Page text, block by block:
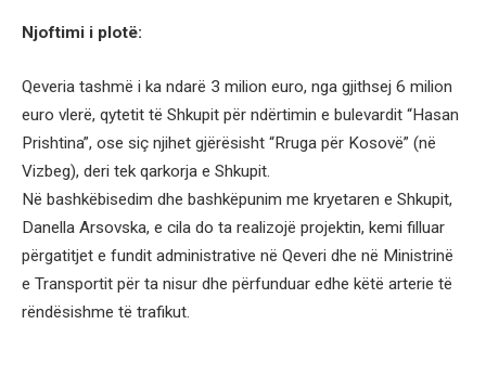
Njoftimi i plotë:
Qeveria tashmë i ka ndarë 3 milion euro, nga gjithsej 6 milion
euro vlerë, qytetit të Shkupit për ndërtimin e bulevardit “Hasan
Prishtina”, ose siç njihet gjërësisht “Rruga për Kosovë” (në
Vizbeg), deri tek qarkorja e Shkupit.
Në bashkëbisedim dhe bashkëpunim me kryetaren e Shkupit,
Danella Arsovska, e cila do ta realizojë projektin, kemi filluar
përgatitjet e fundit administrative në Qeveri dhe në Ministrinë
e Transportit për ta nisur dhe përfunduar edhe këtë arterie të
rëndësishme të trafikut.